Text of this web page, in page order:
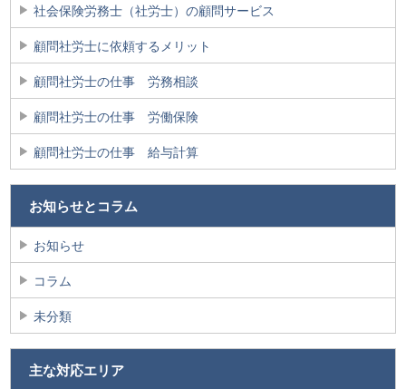
社会保険労務士（社労士）の顧問サービス
顧問社労士に依頼するメリット
顧問社労士の仕事 労務相談
顧問社労士の仕事 労働保険
顧問社労士の仕事 給与計算
お知らせとコラム
お知らせ
コラム
未分類
主な対応エリア